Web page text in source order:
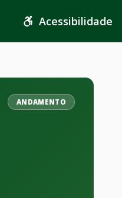
Acessibilidade
ANDAMENTO